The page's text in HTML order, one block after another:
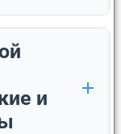
и